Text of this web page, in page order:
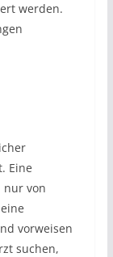
werden.
Eine
nur von
vorweisen
suchen,